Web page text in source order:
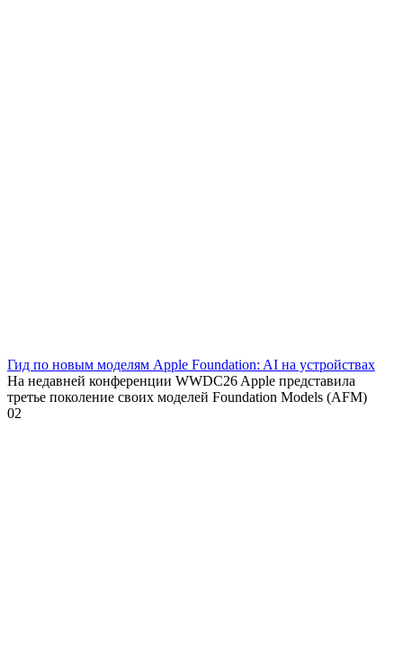
Гид по новым моделям Apple Foundation: AI на устройствах
На недавней конференции WWDC26 Apple представила
третье поколение своих моделей Foundation Models (AFM)
02